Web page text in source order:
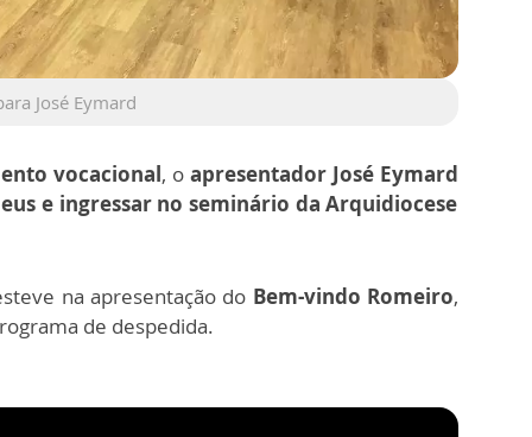
José Eymard
vocacional, o apresentador José Eymard
e ingressar no seminário da Arquidiocese
na apresentação do Bem-vindo Romeiro,
de despedida.